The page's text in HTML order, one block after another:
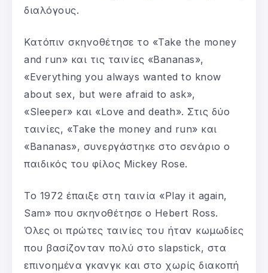
διαλόγους.
Κατόπιν σκηνοθέτησε το «Take the money
and run» και τις ταινίες «Bananas»,
«Everything you always wanted to know
about sex, but were afraid to ask»,
«Sleeper» και «Love and death». Στις δύο
ταινίες, «Take the money and run» και
«Bananas», συνεργάστηκε στο σενάριο ο
παιδικός του φίλος Mickey Rose.
Το 1972 έπαιξε στη ταινία «Play it again,
Sam» που σκηνοθέτησε ο Hebert Ross.
Όλες οι πρώτες ταινίες του ήταν κωμωδίες
που βασίζονταν πολύ στο slapstick, στα
επινοημένα γκανγκ και στο χωρίς διακοπή